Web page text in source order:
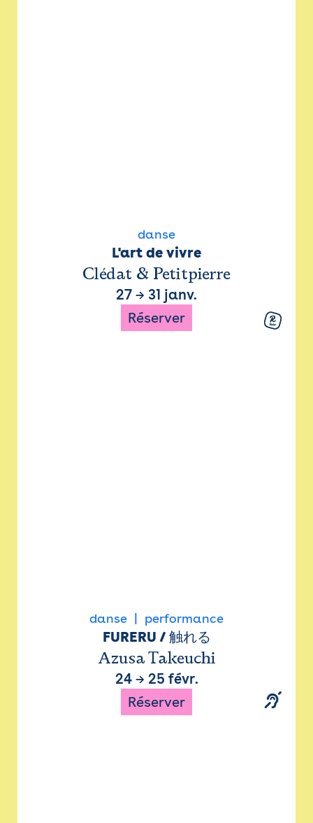
danse
L'art de vivre
Clédat & Petitpierre
27 → 31 janv.
Réserver
danse performance
FURERU / 触れる
Azusa Takeuchi
24→ 25 févr.
Réserver